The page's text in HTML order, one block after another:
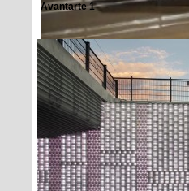
Avantarte 1